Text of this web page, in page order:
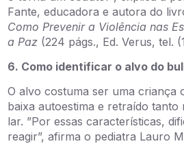
Fante, educadora e autora do
Como Prevenir a Violência nas
a Paz (224 págs., Ed. Verus, tel.
6. Como identificar o alvo do
O alvo costuma ser uma criança
baixa autoestima e retraído tanto
lar. ”Por essas características,
reagir”, afirma o pediatra Lauro